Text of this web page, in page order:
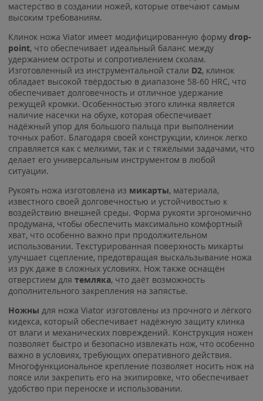
мастерство в создании ножей, которые отвечают самым
высоким требованиям.
Клинок ножа Viator имеет модифицированную форму drop-
point, что обеспечивает идеальный баланс между
удержанием остроты и сопротивлением сколам.
Изготовленный из инструментальной стали D2, клинок
обладает высокой твёрдостью в диапазоне 58-60 HRC, что
обеспечивает долговечность и отличное удержание
режущей кромки. Особенностью этого клинка является
наличие насечки на обухе, которая обеспечивает
надёжный упор для большого пальца при выполнении
точных работ. Благодаря своей конструкции, клинок легко
справляется как с мелкими, так и с тяжёлыми задачами, что
делает его универсальным инструментом в любой
ситуации.
Рукоять ножа изготовлена из микарты, материала,
известного своей долговечностью и устойчивостью к
воздействию внешней среды. Форма рукояти эргономично
продумана, чтобы обеспечить максимально комфортный
хват, что особенно важно при продолжительном
использовании. Текстурированная поверхность микарты
улучшает сцепление, предотвращая выскальзывание ножа
из рук даже в сложных условиях. Нож также оснащён
отверстием для темляка, что даёт возможность
дополнительного закрепления на запястье.
Ножны для ножа Viator изготовлены из прочного и лёгкого
кидекса, который обеспечивает надёжную защиту клинка
от влаги и механических повреждений. Конструкция ножен
позволяет быстро и безопасно извлекать нож, что особенно
важно в условиях, требующих оперативного действия.
Многофункциональное крепление позволяет носить нож на
поясе или закрепить его на экипировке, что обеспечивает
удобство при переноске и использовании.